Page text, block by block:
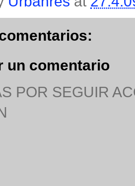
un comentario
POR SEGUIR